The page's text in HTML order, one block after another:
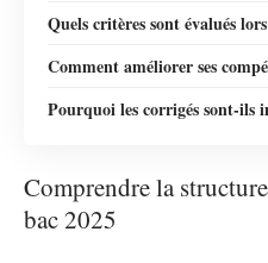
Quels critères sont évalués
Comment améliorer ses
Pourquoi les corrigés sont-ils
Comprendre la
bac 2025